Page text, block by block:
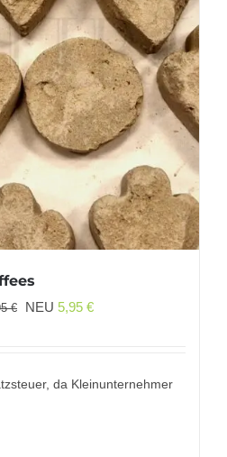
€
Ursprünglicher
9,95 €
NEU 5,95 €Aktueller
5,95 €.
da Kleinunternehmer